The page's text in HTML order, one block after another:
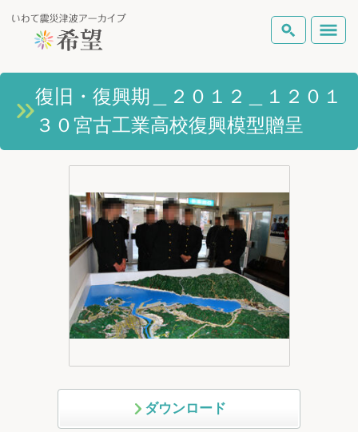
いわて震災津波アーカイブとは
岩手県の被害状況
ピックアップコンテンツ
Foreign Laguage
検索
復旧・復興期＿２０１２＿１２０１
３０宮古工業高校復興模型贈呈
ダウンロード